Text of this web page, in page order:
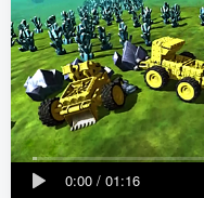
0:00 / 01:16